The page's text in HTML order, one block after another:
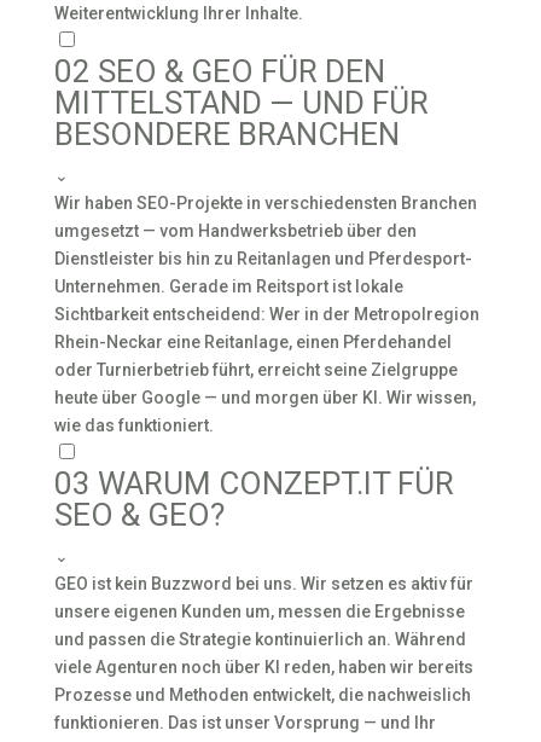
Weiterentwicklung Ihrer Inhalte.
02 SEO & GEO FÜR DEN
MITTELSTAND — UND FÜR
BESONDERE BRANCHEN
⌄
Wir haben SEO-Projekte in verschiedensten Branchen
umgesetzt — vom Handwerksbetrieb über den
Dienstleister bis hin zu Reitanlagen und Pferdesport-
Unternehmen. Gerade im Reitsport ist lokale
Sichtbarkeit entscheidend: Wer in der Metropolregion
Rhein-Neckar eine Reitanlage, einen Pferdehandel
oder Turnierbetrieb führt, erreicht seine Zielgruppe
heute über Google — und morgen über KI. Wir wissen,
wie das funktioniert.
03 WARUM CONZEPT.IT FÜR
SEO & GEO?
⌄
GEO ist kein Buzzword bei uns. Wir setzen es aktiv für
unsere eigenen Kunden um, messen die Ergebnisse
und passen die Strategie kontinuierlich an. Während
viele Agenturen noch über KI reden, haben wir bereits
Prozesse und Methoden entwickelt, die nachweislich
funktionieren. Das ist unser Vorsprung — und Ihr